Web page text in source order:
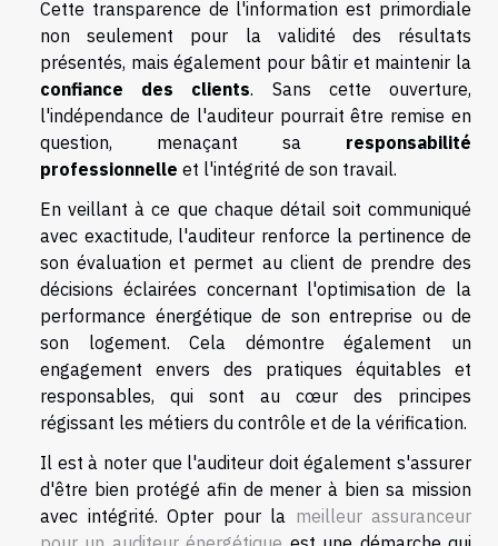
Cette transparence de l'information est primordiale
non seulement pour la validité des résultats
présentés, mais également pour bâtir et maintenir la
confiance des clients. Sans cette ouverture,
l'indépendance de l'auditeur pourrait être remise en
question, menaçant sa responsabilité
professionnelle et l'intégrité de son travail.
En veillant à ce que chaque détail soit communiqué
avec exactitude, l'auditeur renforce la pertinence de
son évaluation et permet au client de prendre des
décisions éclairées concernant l'optimisation de la
performance énergétique de son entreprise ou de
son logement. Cela démontre également un
engagement envers des pratiques équitables et
responsables, qui sont au cœur des principes
régissant les métiers du contrôle et de la vérification.
Il est à noter que l'auditeur doit également s'assurer
d'être bien protégé afin de mener à bien sa mission
avec intégrité. Opter pour la meilleur assuranceur